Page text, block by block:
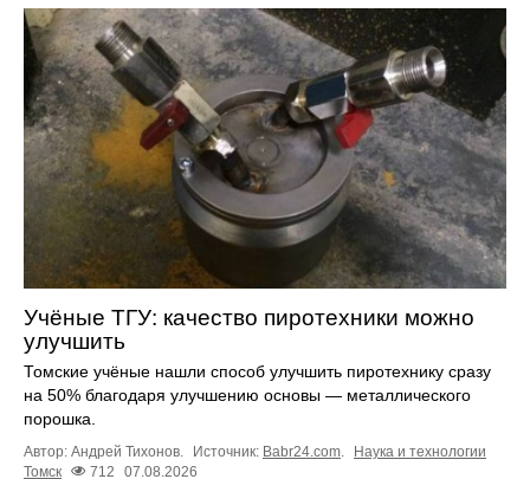
Учёные ТГУ: качество пиротехники можно
улучшить
Томские учёные нашли способ улучшить пиротехнику сразу
на 50% благодаря улучшению основы — металлического
порошка.
Автор: Андрей Тихонов. Источник: Babr24.com
Наука и технологии
Томск
712 07.08.2026